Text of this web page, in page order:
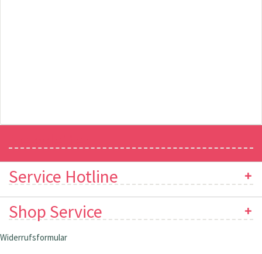
Service Hotline
Shop Service
Widerrufsformular